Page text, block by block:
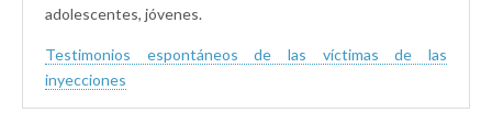
adolescentes, jóvenes.
Testimonios espontáneos de las víctimas de las
inyecciones